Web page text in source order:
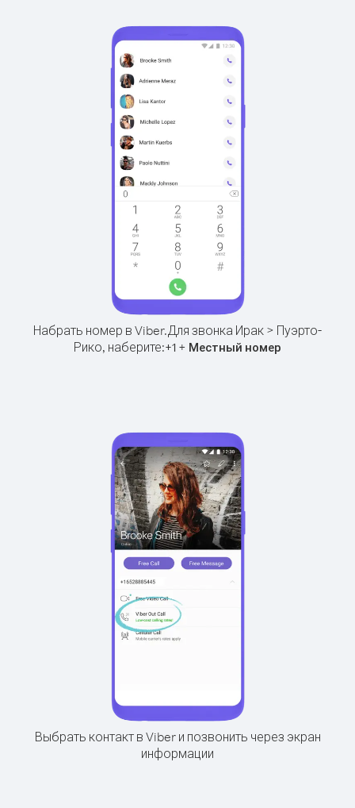
Набрать номер в Viber.Для звонка Ирак > Пуэрто-
Рико, наберите:+1 + Местный номер
Выбрать контакт в Viber и позвонить через экран
информации